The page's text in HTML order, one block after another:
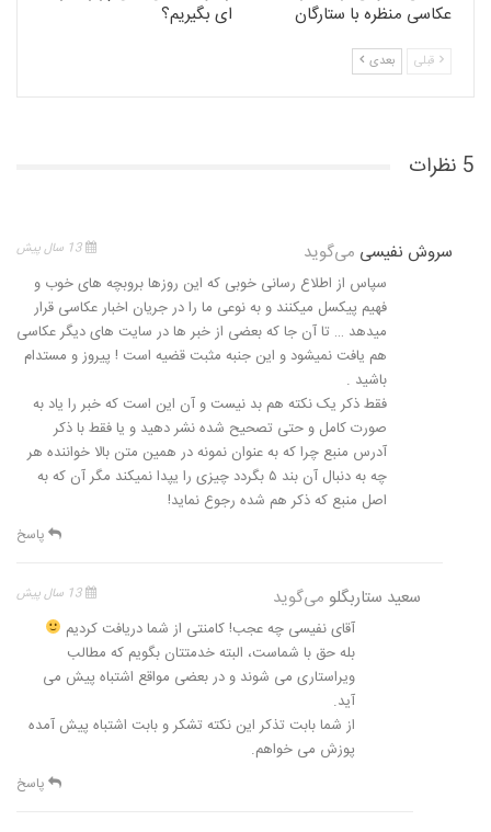
عکاسی منظره با ستارگان
ای بگیریم؟
قبلی بعدی
5 نظرات
سروش نفیسی می‌گوید
سپاس از اطلاع رسانی خوبی که این روزها بروبچه های خوب و
فهیم پیکسل میکنند و به نوعی ما را در جریان اخبار عکاسی قرار
میدهد … تا آن جا که بعضی از خبر ها در سایت های دیگر عکاسی
هم یافت نمیشود و این جنبه مثبت قضیه است ! پیروز و مستدام
باشید .
فقط ذکر یک نکته هم بد نیست و آن این است که خبر را یاد به
صورت کامل و حتی تصحیح شده نشر دهید و یا فقط با ذکر
آدرس منبع چرا که به عنوان نمونه در همین متن بالا خواننده هر
چه به دنبال آن بند ۵ بگردد چیزی را یپدا نمیکند مگر آن که به
اصل منبع که ذکر هم شده رجوع نماید!
پاسخ
سعید ستاربگلو می‌گوید
آقای نفیسی چه عجب! کامنتی از شما دریافت کردیم
بله حق با شماست، البته خدمتتان بگویم که مطالب
ویراستاری می شوند و در بعضی مواقع اشتباه پیش می
آید.
از شما بابت تذکر این نکته تشکر و بابت اشتباه پیش آمده
پوزش می خواهم.
پاسخ